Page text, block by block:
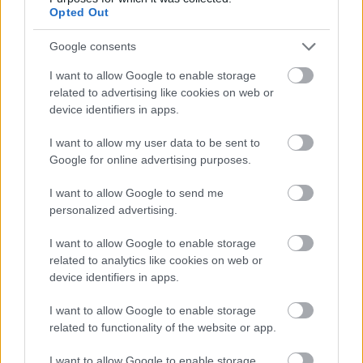
Opted Out
Google consents
I want to allow Google to enable storage
related to advertising like cookies on web or
device identifiers in apps.
I want to allow my user data to be sent to
Google for online advertising purposes.
I want to allow Google to send me
personalized advertising.
I want to allow Google to enable storage
related to analytics like cookies on web or
device identifiers in apps.
I want to allow Google to enable storage
related to functionality of the website or app.
I want to allow Google to enable storage
κατανάλωση καυσίμου», μας συμβουλεύει χαρακτηριστικά
η τεχνητή νοημοσύνη.
Για παράδειγμα, τοκαλοκαίριδεν χρειάζεται να